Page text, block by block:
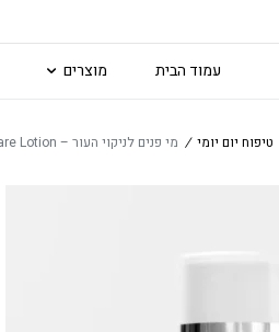
עמוד הבית מוצרים
טיפוח יום יומי / מי פנים לניקוי העור – Herbal Care Lotion